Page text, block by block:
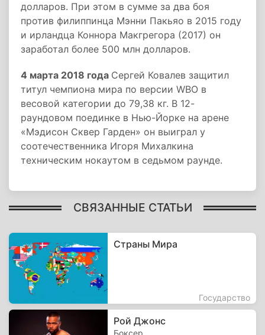
долларов. При этом в сумме за два боя
против филиппинца Мэнни Пакьяо в 2015 году
и ирландца Коннора Макгрегора (2017) он
заработал более 500 млн долларов.
4 марта 2018 года Сергей Ковалев защитил
титул чемпиона мира по версии WBO в
весовой категории до 79,38 кг. В 12-
раундовом поединке в Нью-Йорке на арене
«Мэдисон Сквер Гарден» он выиграл у
соотечественника Игоря Михалкина
техническим нокаутом в седьмом раунде.
СВЯЗАННЫЕ СТАТЬИ
Страны Мира
Государство
Рой Джонс
Боксер